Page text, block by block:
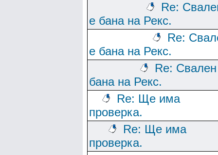
Re:
е бана на Рекс.
Re:
е бана на Рекс.
Re:
бана на Рекс.
Re: Ще има
проверка.
Re: Ще има
проверка.